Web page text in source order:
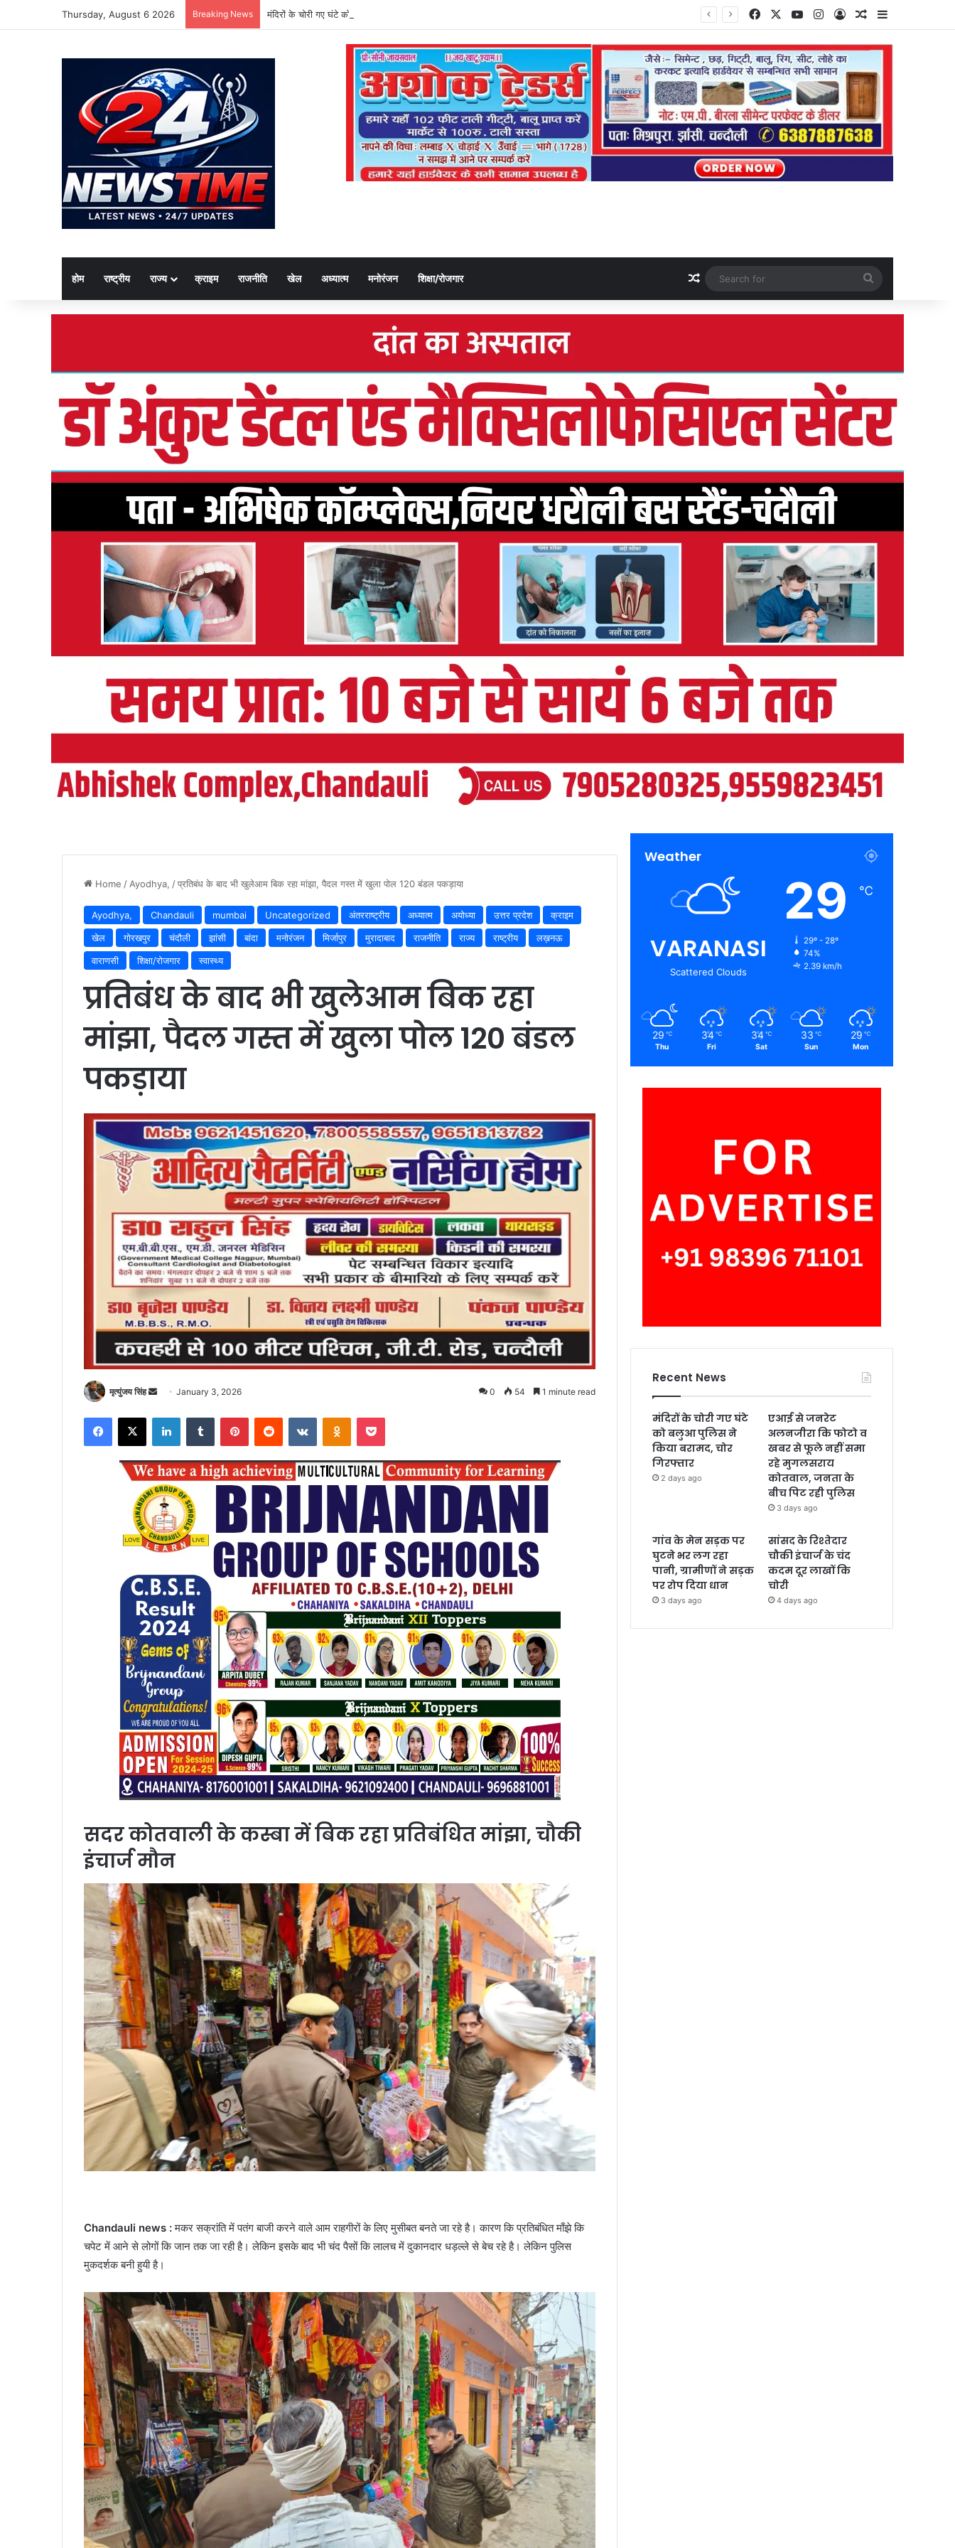
Thursday, August 6 2026 Breaking News मंदिरों के चोरी गए घंटे को बलुआ पुलिस ने किया बरामद, चोर गिरफ्तार FacebookYouTubeInstagram
Log InRandom Article
Sidebar
होम राष्ट्रीय राज्य क्राइम राजनीति खेल अध्यात्म मनोरंजन शिक्षा/रोजगार Random Article
for
Home / Ayodhya, /प्रतिबंध के बाद भी खुलेआम बिक रहा मांझा, पैदल गस्त में खुला पोल 120 बंडल पकड़ाया
Ayodhya, Chandauli mumbai Uncategorized अंतरराष्ट्रीय अध्यात्म अयोध्या उत्तर प्रदेश
क्राइम
खेल
गोरखपुर चंदौली झांसी बांदा मनोरंजन मिर्जापुर मुरादाबाद राजनीति राज्य राष्ट्रीय
लख़नऊ
वाराणसी
शिक्षा/रोजगार स्वास्थ्य
प्रतिबंध के बाद भी खुलेआम बिक रहा
मांझा, पैदल गस्त में खुला पोल 120 बंडल
पकड़ाया
मृत्युंजय सिंह
Send
email
January 3, 2026 0 54 1 minute read
Facebook
X LinkedInTumblr PinterestReddit VKontakteOdnoklassniki
Pocket
सदर कोतवाली के कस्बा में बिक रहा प्रतिबंधित मांझा, चौकी
इंचार्ज मौन
Chandauli news :मकर सक्रांति में पतंग बाजी करने वाले आम राहगीरों के लिए मुसीबत बनते जा रहे है। कारण कि प्रतिबंधित माँझे कि
चपेट में आने से लोगों कि जान तक जा रही है। लेकिन इसके बाद भी चंद पैसों कि लालच में दुकानदार धड़ल्ले से बेच रहे है। लेकिन पुलिस
मुकदर्शक बनी हुयी है।
Weather
VARANASI
Scattered Clouds
29 ℃
29º - 28º
74%
2.39 km/h
29 ℃
Thu
34 ℃
Fri
34 ℃
Sat
33 ℃
Sun
29 ℃
Mon
Recent News
मंदिरों के चोरी गए घंटे
को बलुआ पुलिस ने
किया बरामद, चोर
गिरफ्तार
2 days ago
एआई से जनरेट
अलनजीरा कि फोटो व
खबर से फूले नहीं समा
रहे मुगलसराय
कोतवाल, जनता के
बीच पिट रही पुलिस
3 days ago
गांव के मेन सड़क पर
घुटने भर लग रहा
पानी, ग्रामीणों ने सड़क
पर रोप दिया धान
3 days ago
सांसद के रिश्तेदार
चौकी इंचार्ज के चंद
कदम दूर लाखों कि
चोरी
4 days ago